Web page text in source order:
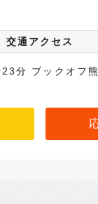
交通アクセス
分 ブックオフ